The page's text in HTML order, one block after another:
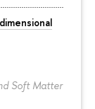
Soft Matter